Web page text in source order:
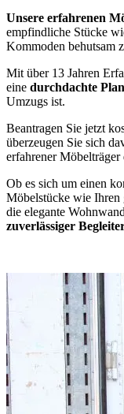
Unsere erfahrenen
empfindliche Stücke
Kommoden behutsam
Mit über 13 Jahren
eine durchdachte
Umzugs ist.
Beantragen Sie jetzt
überzeugen Sie sich
erfahrener
Ob es sich um einen
Möbelstücke wie Ihren
die elegante
zuverlässiger